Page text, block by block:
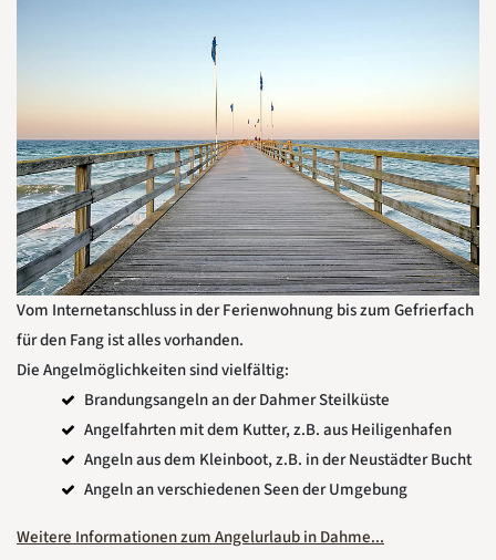
Vom Internetanschluss in der Ferienwohnung bis zum Gefrierfach
für den Fang ist alles vorhanden.
Die Angelmöglichkeiten sind vielfältig:
Brandungsangeln an der Dahmer Steilküste
Angelfahrten mit dem Kutter, z.B. aus Heiligenhafen
Angeln aus dem Kleinboot, z.B. in der Neustädter Bucht
Angeln an verschiedenen Seen der Umgebung
Weitere Informationen zum Angelurlaub in Dahme...